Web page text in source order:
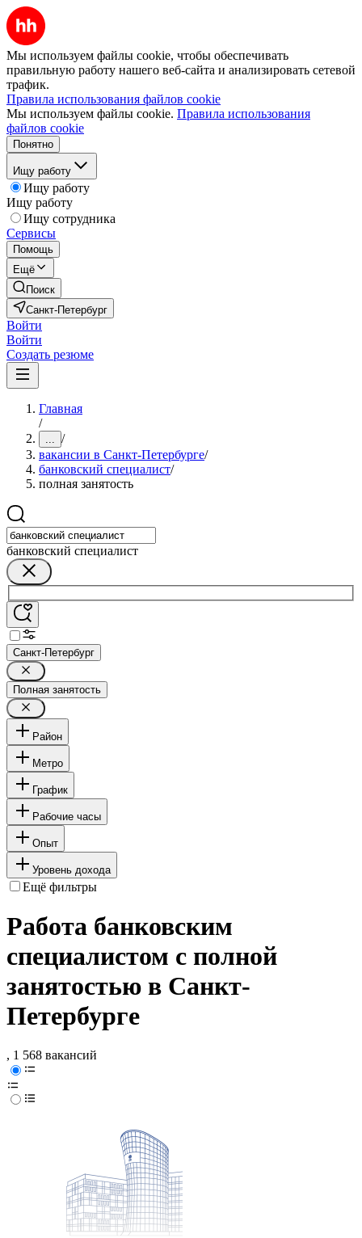
Мы используем файлы cookie, чтобы обеспечивать
правильную работу нашего веб-сайта и анализировать сетевой
трафик.
Правила использования файлов cookie
Мы используем файлы cookie. Правила использования
файлов cookie
Понятно
Ищу работу
Ищу работу
Ищу работу
Ищу сотрудника
Сервисы
Помощь
Ещё
Поиск
Санкт-Петербург
Войти
Войти
Создать резюме
Главная
/
... /
вакансии в Санкт-Петербурге/
банковский специалист/
полная занятость
банковский специалист
Санкт-Петербург
Полная занятость
Район
Метро
График
Рабочие часы
Опыт
Уровень дохода
Ещё фильтры
Работа банковским
специалистом с полной
занятостью в Санкт-
Петербурге
, 1 568 вакансий